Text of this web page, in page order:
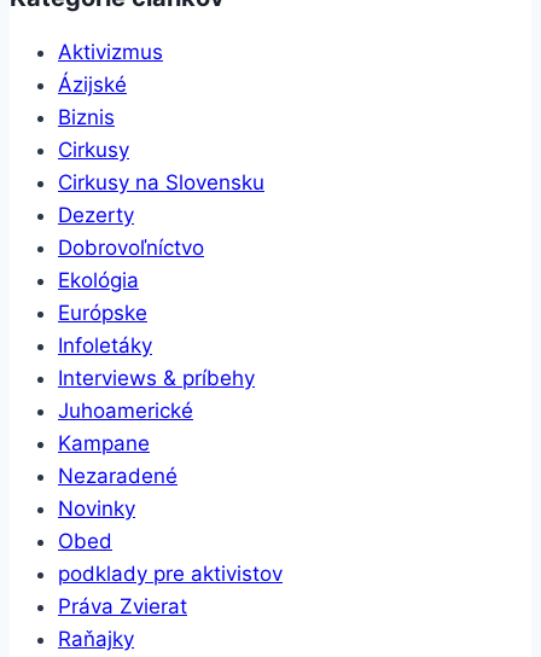
Aktivizmus
Ázijské
Biznis
Cirkusy
Cirkusy na Slovensku
Dezerty
Dobrovoľníctvo
Ekológia
Európske
Infoletáky
Interviews & príbehy
Juhoamerické
Kampane
Nezaradené
Novinky
Obed
podklady pre aktivistov
Práva Zvierat
Raňajky